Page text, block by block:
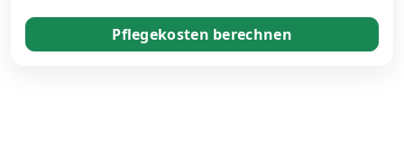
Pflegekosten berechnen